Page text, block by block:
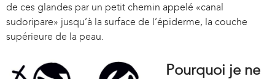
de ces glandes par un petit chemin appelé «canal
sudoripare» jusqu’à la surface de l’épiderme, la couche
supérieure de la peau.
Pourquoi je ne